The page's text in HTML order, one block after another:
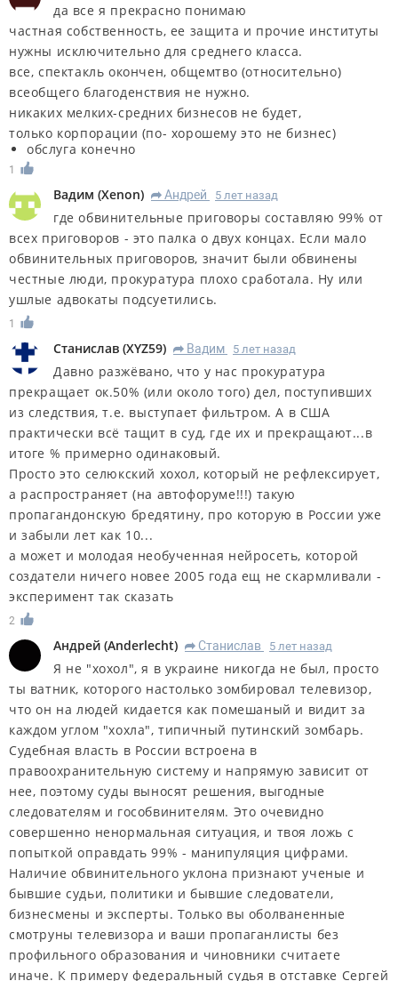
да все я прекрасно понимаю
частная собственность, ее защита и прочие институты
нужны исключительно для среднего класса.
все, спектакль окончен, общемтво (относительно)
всеобщего благоденствия не нужно.
никаких мелких-средних бизнесов не будет,
только корпорации (по- хорошему это не бизнес)
обслуга конечно
1
Вадим (Xenon) R Андрей 5 лет назад
где обвинительные приговоры составляю 99% от
всех приговоров - это палка о двух концах. Если мало
обвинительных приговоров, значит были обвинены
честные люди, прокуратура плохо сработала. Ну или
ушлые адвокаты подсуетились.
1
Станислав (XYZ59) R Вадим 5 лет назад
Давно разжёвано, что у нас прокуратура
прекращает ок.50% (или около того) дел, поступивших
из следствия, т.е. выступает фильтром. А в США
практически всё тащит в суд, где их и прекращают...в
итоге % примерно одинаковый.
Просто это селюкский хохол, который не рефлексирует,
а распространяет (на автофоруме!!!) такую
пропагандонскую бредятину, про которую в России уже
и забыли лет как 10...
а может и молодая необученная нейросеть, которой
создатели ничего новее 2005 года ещ не скармливали -
эксперимент так сказать
2
Андрей (Anderlecht) R Станислав 5 лет назад
Я не "хохол", я в украине никогда не был, просто
ты ватник, которого настолько зомбировал телевизор,
что он на людей кидается как помешаный и видит за
каждом углом "хохла", типичный путинский зомбарь.
Судебная власть в России встроена в
правоохранительную систему и напрямую зависит от
нее, поэтому суды выносят решения, выгодные
следователям и гособвинителям. Это очевидно
совершенно ненормальная ситуация, и твоя ложь с
попыткой оправдать 99% - манипуляция цифрами.
Наличие обвинительного уклона признают ученые и
бывшие судьи, политики и бывшие следователи,
бизнесмены и эксперты. Только вы оболваненные
смотруны телевизора и ваши пропаганлисты без
профильного образования и чиновники считаете
иначе. К примеру федеральный судья в отставке Сергей